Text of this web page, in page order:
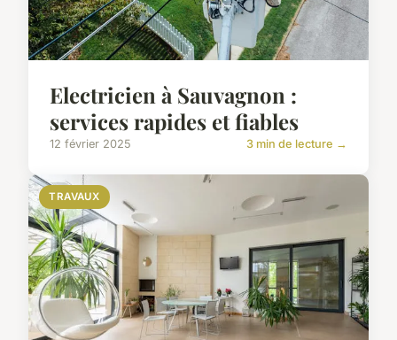
Electricien à Sauvagnon :
services rapides et fiables
12 février 2025 3 min de lecture →
TRAVAUX